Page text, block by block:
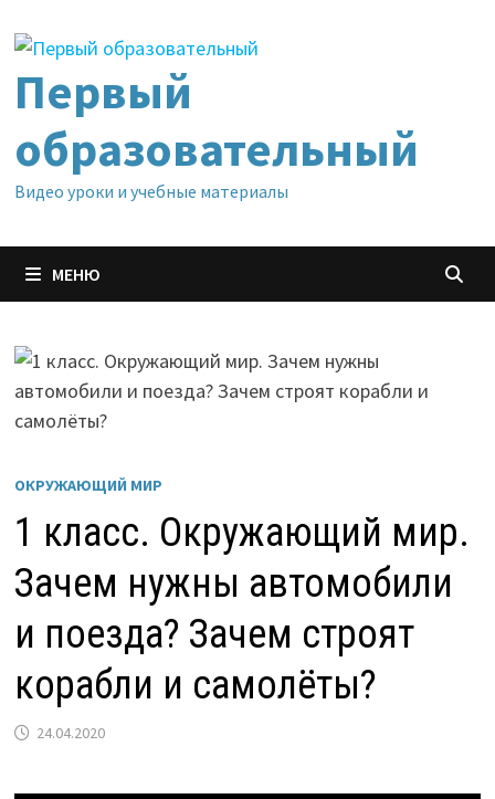
содержимому
Первый
образовательный
Видео уроки и учебные материалы
МЕНЮ
ОКРУЖАЮЩИЙ МИР
1 класс. Окружающий мир.
Зачем нужны автомобили
и поезда? Зачем строят
корабли и самолёты?
24.04.2020